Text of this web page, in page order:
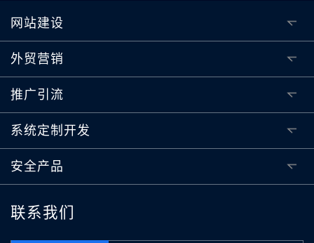
网站建设
外贸营销
推广引流
系统定制开发
安全产品
联系我们